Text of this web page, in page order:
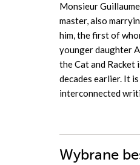
Monsieur
master, also
him, the first of
younger daughter
the Cat and Racket
decades earlier. It
interconnected
Wybrane